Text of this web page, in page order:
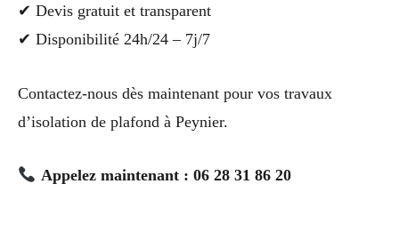
✔ Devis gratuit et transparent
✔ Disponibilité 24h/24 – 7j/7
Contactez-nous dès maintenant pour vos travaux
d’isolation de plafond à Peynier.
Appelez maintenant : 06 28 31 86 20